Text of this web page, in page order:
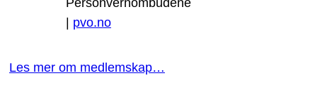
| pvo.no
Les mer om medlemskap…